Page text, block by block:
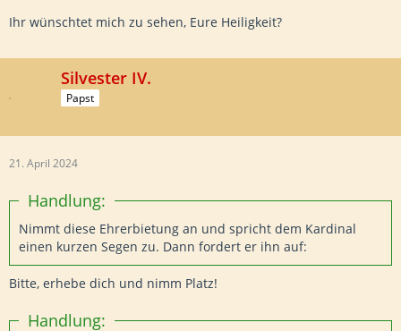
Ihr wünschtet mich zu sehen, Eure Heiligkeit?
Silvester IV.
Papst
21. April 2024
Handlung:
Nimmt diese Ehrerbietung an und spricht dem Kardinal
einen kurzen Segen zu. Dann fordert er ihn auf:
Bitte, erhebe dich und nimm Platz!
Handlung: